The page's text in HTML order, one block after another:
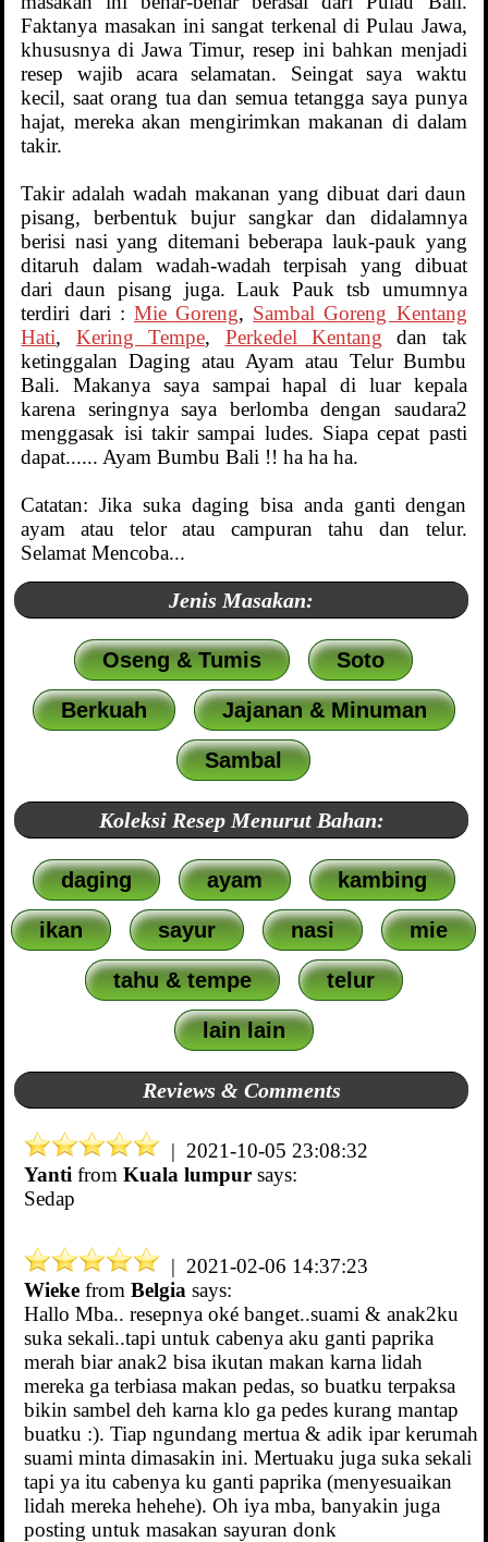
Faktanya masakan ini sangat terkenal di Pulau Jawa,
khususnya di Jawa Timur, resep ini bahkan menjadi
resep wajib acara selamatan. Seingat saya waktu
kecil, saat orang tua dan semua tetangga saya punya
hajat, mereka akan mengirimkan makanan di dalam
takir.
Takir adalah wadah makanan yang dibuat dari daun
pisang, berbentuk bujur sangkar dan didalamnya
berisi nasi yang ditemani beberapa lauk-pauk yang
ditaruh dalam wadah-wadah terpisah yang dibuat
dari daun pisang juga. Lauk Pauk tsb umumnya
terdiri dari : Mie Goreng, Sambal Goreng Kentang
Hati, Kering Tempe, Perkedel Kentang dan tak
ketinggalan Daging atau Ayam atau Telur Bumbu
Bali. Makanya saya sampai hapal di luar kepala
karena seringnya saya berlomba dengan saudara2
menggasak isi takir sampai ludes. Siapa cepat pasti
dapat...... Ayam Bumbu Bali !! ha ha ha.
Catatan: Jika suka daging bisa anda ganti dengan
ayam atau telor atau campuran tahu dan telur.
Selamat Mencoba...
Jenis Masakan:
Oseng & Tumis Soto
Berkuah Jajanan & Minuman
Sambal
Koleksi Resep Menurut Bahan:
daging ayam kambing
ikan sayur nasi mie
tahu & tempe telur
lain lain
Reviews & Comments
| 2021-10-05 23:08:32
Yanti from Kuala lumpur says:
Sedap
| 2021-02-06 14:37:23
Wieke from Belgia says:
Hallo Mba.. resepnya oké banget..suami & anak2ku
suka sekali..tapi untuk cabenya aku ganti paprika
merah biar anak2 bisa ikutan makan karna lidah
mereka ga terbiasa makan pedas, so buatku terpaksa
bikin sambel deh karna klo ga pedes kurang mantap
buatku :). Tiap ngundang mertua & adik ipar kerumah
suami minta dimasakin ini. Mertuaku juga suka sekali
tapi ya itu cabenya ku ganti paprika (menyesuaikan
lidah mereka hehehe). Oh iya mba, banyakin juga
posting untuk masakan sayuran donk